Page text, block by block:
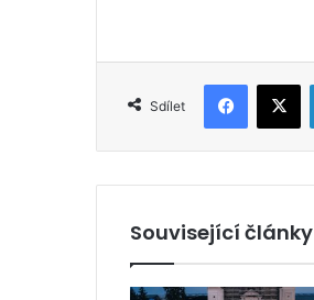
Sdílet
Související články